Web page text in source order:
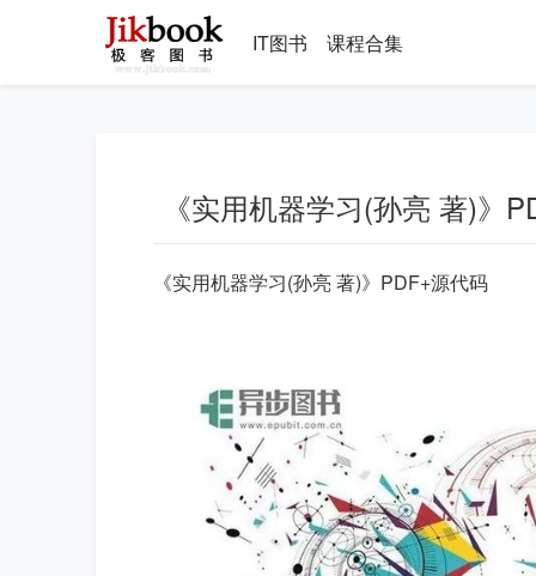
IT图书 课程合集
《实用机器学习(孙亮 著)》
《实用机器学习(孙亮 著)》PDF+源代码